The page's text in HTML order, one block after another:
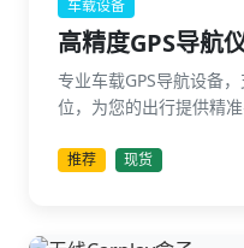
车载设备
高精度GPS导航
专业车载GPS导航设备
位，为您的出行提供精准
推荐 现货